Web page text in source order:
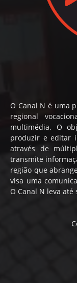
O Canal N é uma
regional
multimédia. O
produzir e editar
através de
transmite
região que
visa uma
O Canal N leva até